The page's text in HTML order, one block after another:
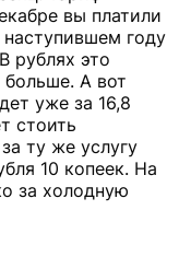
вы платили
наступившем году
рублях это
больше. А вот
уже за 16,8
стоить
ту же услугу
10 копеек. На
за холодную